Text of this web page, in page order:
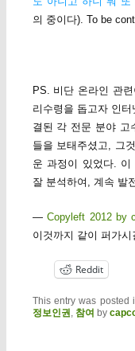
의 중이다). To be
PS. 비단 온라인 관
리수령을 돕고자 인
결된 각 전문 분야 고
들을 보태주셨고, 그
운 과정이 있었다. 이
잘 분석하여, 계속 발
—Copyleft 2012 by
이것까지 같이 퍼가시
Reddit
This entry was posted
정보인권 참여 by